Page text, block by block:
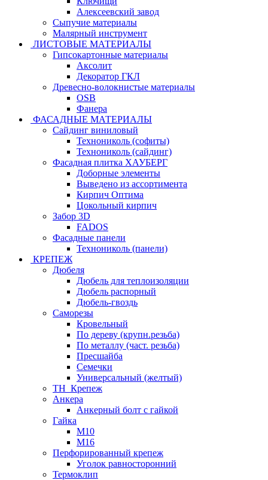
Алексеевский завод
Сыпучие материалы
Малярный инструмент
ЛИСТОВЫЕ МАТЕРИАЛЫ
Гипсокартонные материалы
Аксолит
Декоратор ГКЛ
Древесно-волокнистые материалы
OSB
Фанера
ФАСАДНЫЕ МАТЕРИАЛЫ
Сайдинг виниловый
Технониколь (софиты)
Технониколь (сайдинг)
Фасадная плитка ХАУБЕРГ
Доборные элементы
Выведено из ассортимента
Кирпич Оптима
Цокольный кирпич
Забор 3D
FADOS
Фасадные панели
Технониколь (панели)
КРЕПЕЖ
Дюбеля
Дюбель для теплоизоляции
Дюбель распорный
Дюбель-гвоздь
Саморезы
Кровельный
По дереву (крупн.резьба)
По металлу (част. резьба)
Пресшайба
Семечки
Универсальный (желтый)
ТН_Крепеж
Анкера
Анкерный болт с гайкой
Гайка
М10
М16
Перфорированный крепеж
Уголок равносторонний
Термоклип